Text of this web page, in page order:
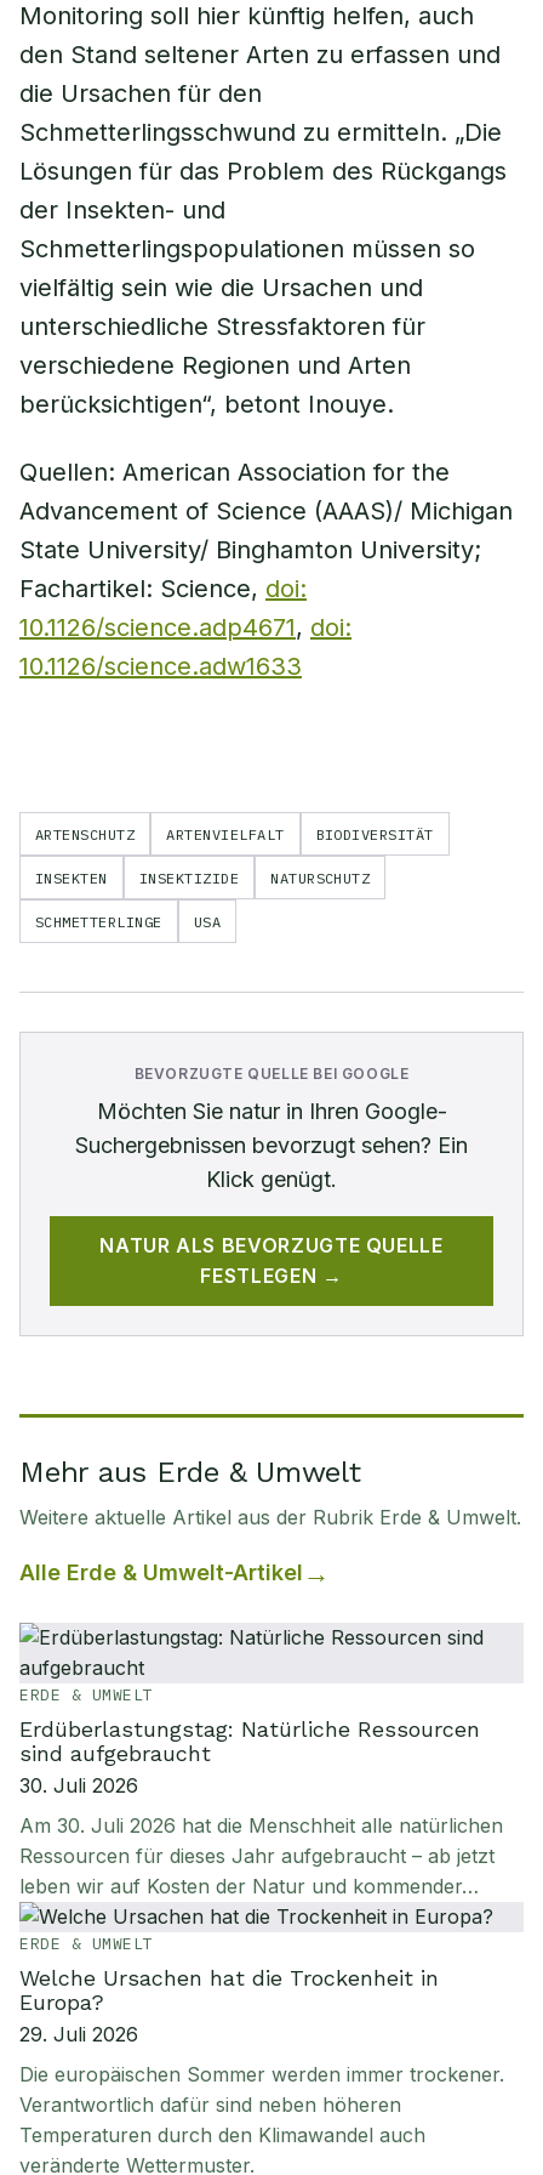
Monitoring soll hier künftig helfen, auch
den Stand seltener Arten zu erfassen und
die Ursachen für den
Schmetterlingsschwund zu ermitteln. „Die
Lösungen für das Problem des Rückgangs
der Insekten- und
Schmetterlingspopulationen müssen so
vielfältig sein wie die Ursachen und
unterschiedliche Stressfaktoren für
verschiedene Regionen und Arten
berücksichtigen“, betont Inouye.
Quellen: American Association for the
Advancement of Science (AAAS)/ Michigan
State University/ Binghamton University;
Fachartikel: Science, doi:
10.1126/science.adp4671, doi:
10.1126/science.adw1633
ARTENSCHUTZ ARTENVIELFALT BIODIVERSITÄT
INSEKTEN INSEKTIZIDE NATURSCHUTZ
SCHMETTERLINGE USA
BEVORZUGTE QUELLE BEI GOOGLE
Möchten Sie naturin Ihren Google-
Suchergebnissen bevorzugt sehen? Ein
Klick genügt.
NATUR ALS BEVORZUGTE QUELLE
FESTLEGEN →
Mehr aus Erde & Umwelt
Weitere aktuelle Artikel aus der Rubrik Erde & Umwelt.
Alle Erde & Umwelt-Artikel
ERDE & UMWELT
Erdüberlastungstag: Natürliche Ressourcen
sind aufgebraucht
30. Juli 2026
Am 30. Juli 2026 hat die Menschheit alle natürlichen
Ressourcen für dieses Jahr aufgebraucht – ab jetzt
leben wir auf Kosten der Natur und kommender…
ERDE & UMWELT
Welche Ursachen hat die Trockenheit in
Europa?
29. Juli 2026
Die europäischen Sommer werden immer trockener.
Verantwortlich dafür sind neben höheren
Temperaturen durch den Klimawandel auch
veränderte Wettermuster.